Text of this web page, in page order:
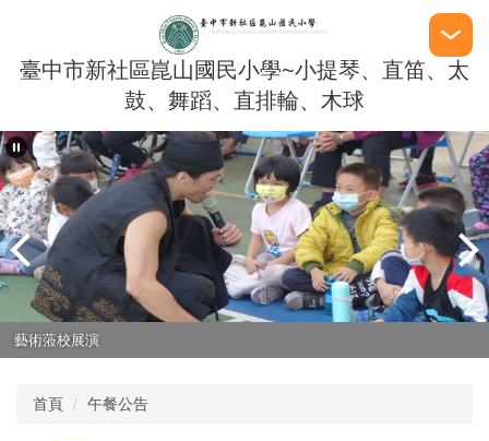
主
要
容
區
臺中市新社區崑山國民小學~小提琴、直笛、太
鼓、舞蹈、直排輪、木球
藝術蒞校展演
首頁 午餐公告